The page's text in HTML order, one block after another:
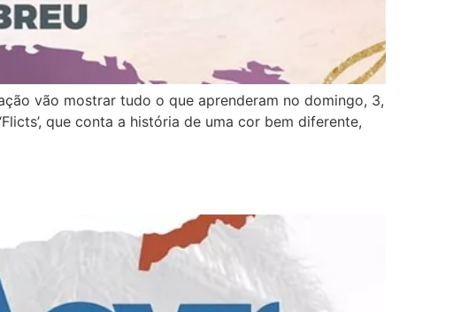
vão mostrar tudo o que aprenderam no domingo, 3,
que conta a história de uma cor bem diferente,